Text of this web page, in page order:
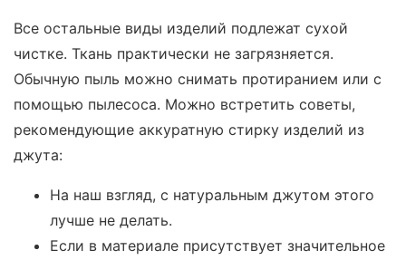
Все остальные виды изделий подлежат сухой
чистке. Ткань практически не загрязняется.
Обычную пыль можно снимать протиранием или с
помощью пылесоса. Можно встретить советы,
рекомендующие аккуратную стирку изделий из
джута:
На наш взгляд, с натуральным джутом этого
лучше не делать.
Если в материале присутствует значительное